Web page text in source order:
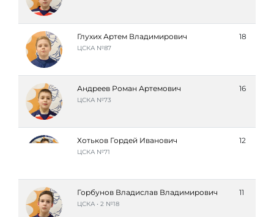
Глухих Артем Владимирович
ЦСКА №87
18
Андреев Роман Артемович
ЦСКА №73
16
Хотьков Гордей Иванович
ЦСКА №71
12
Горбунов Владислав Владимирович
ЦСКА • 2 №18
11